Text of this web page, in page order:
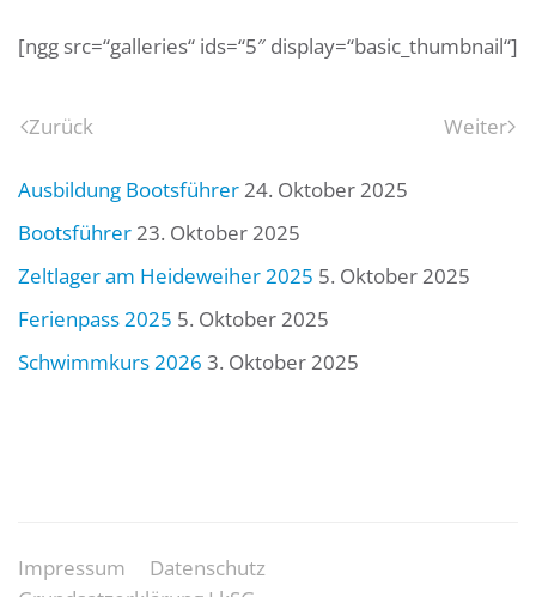
[ngg src=“galleries“ ids=“5″ display=“basic_thumbnail“]
Zurück Weiter
Ausbildung Bootsführer24. Oktober 2025
Bootsführer23. Oktober 2025
Zeltlager am Heideweiher 2025 5. Oktober 2025
Ferienpass 2025 5. Oktober 2025
Schwimmkurs 2026 3. Oktober 2025
Impressum
Datenschutz